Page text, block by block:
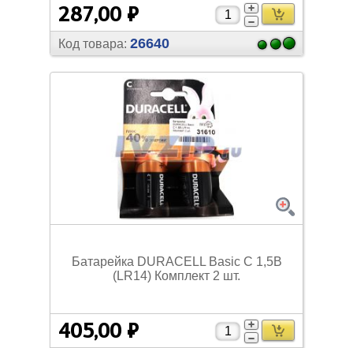
287,00 ₽
Код товара: 26640
Батарейка DURACELL Basic С 1,5В
(LR14) Комплект 2 шт.
405,00 ₽